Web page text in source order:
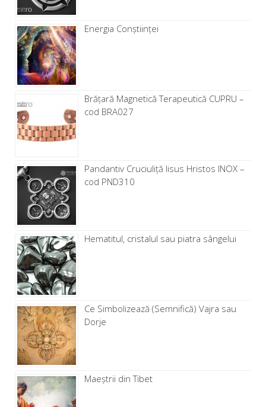
Energia Conștiinței
Brăţară Magnetică Terapeutică CUPRU –
cod BRA027
Pandantiv Cruciuliță Iisus Hristos INOX –
cod PND310
Hematitul, cristalul sau piatra sângelui
Ce Simbolizează (Semnifică) Vajra sau
Dorje
Maeștrii din Tibet